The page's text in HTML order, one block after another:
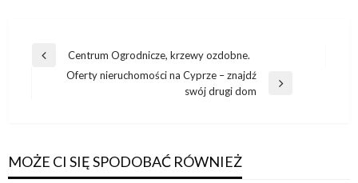
Nawigacja
wpisu
Poprzedni
Centrum Ogrodnicze, krzewy ozdobne.
Oferty nieruchomości na Cyprze – znajdź
swój drugi dom
MOŻE CI SIĘ SPODOBAĆ RÓWNIEŻ